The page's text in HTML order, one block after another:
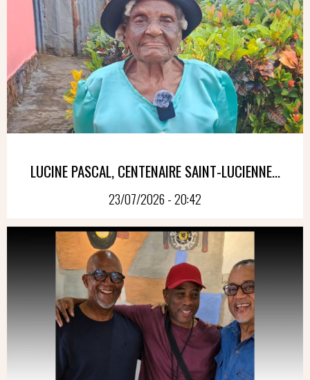
LUCINE PASCAL, CENTENAIRE SAINT-LUCIENNE...
23/07/2026 - 20:42